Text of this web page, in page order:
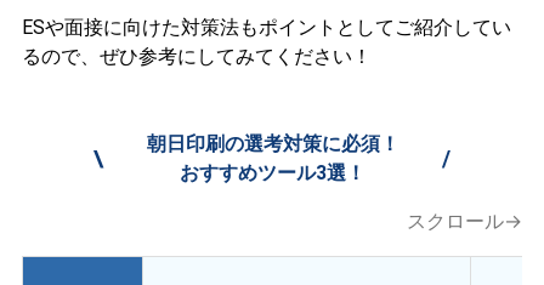
ESや面接に向けた対策法もポイントとしてご紹介してい
るので、ぜひ参考にしてみてください！
\
朝日印刷の選考対策に必須！
おすすめツール3選！
/
スクロール→